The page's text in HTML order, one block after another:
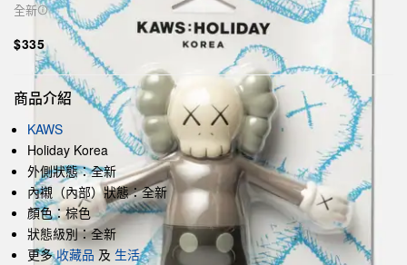
全新
$335
商品介紹
KAWS
Holiday Korea
外側狀態：全新
內襯（內部）狀態：全新
顏色：棕色
狀態級別：全新
更多收藏品 及 生活